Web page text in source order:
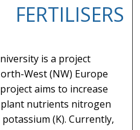
FERTILISERS
is a project
West (NW) Europe
aims to increase
nutrients nitrogen
(K). Currently,